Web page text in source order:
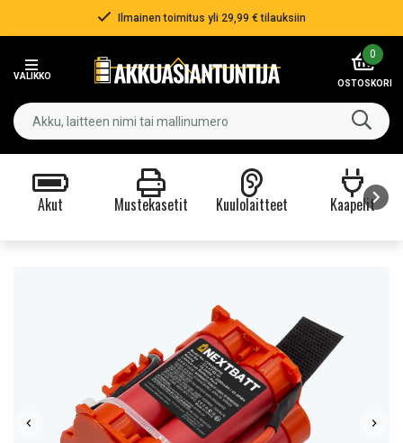
Ilmainen toimitus yli 29,99 € tilauksiin
VALIKKO
0
OSTOSKORI
Akut Mustekasetit Kuulolaitteet Kaapelit